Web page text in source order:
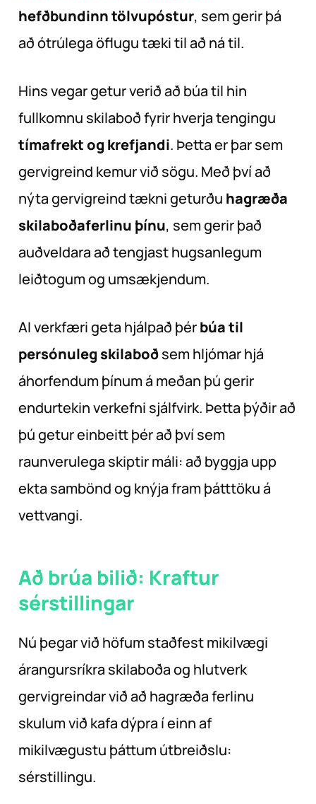
hefðbundinn tölvupóstur, sem gerir þá
að ótrúlega öflugu tæki til að ná til.
Hins vegar getur verið að búa til hin
fullkomnu skilaboð fyrir hverja tengingu
tímafrekt og krefjandi. Þetta er þar sem
gervigreind kemur við sögu. Með því að
nýta gervigreind tækni geturðu hagræða
skilaboðaferlinu þínu, sem gerir það
auðveldara að tengjast hugsanlegum
leiðtogum og umsækjendum.
AI verkfæri geta hjálpað þérbúa til
persónuleg skilaboðsem hljómar hjá
áhorfendum þínum á meðan þú gerir
endurtekin verkefni sjálfvirk. Þetta þýðir að
þú getur einbeitt þér að því sem
raunverulega skiptir máli: að byggja upp
ekta sambönd og knýja fram þátttöku á
vettvangi.
Að brúa bilið: Kraftur
sérstillingar
Nú þegar við höfum staðfest mikilvægi
árangursríkra skilaboða og hlutverk
gervigreindar við að hagræða ferlinu
skulum við kafa dýpra í einn af
mikilvægustu þáttum útbreiðslu:
sérstillingu.